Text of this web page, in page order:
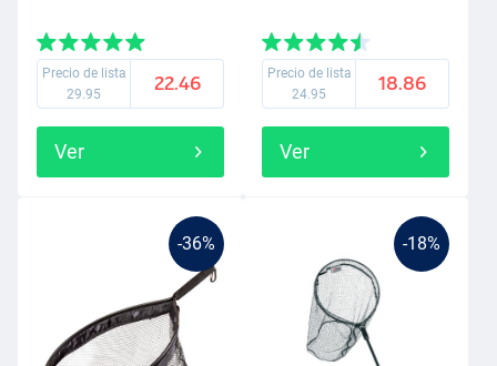
Precio de lista
29.95
22.46
Ver
Precio de lista
24.95
18.86
Ver
-36% -18%